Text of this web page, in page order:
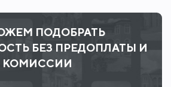
ПОДОБРАТЬ
БЕЗ ПРЕДОПЛАТЫ И
КОМИССИИ